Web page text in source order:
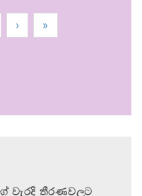
› »
වැරදි තීරණවලට